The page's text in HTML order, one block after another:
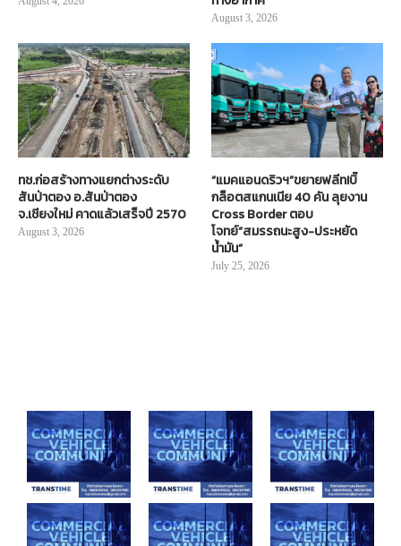
August 3, 2026
ทช.ก่อสร้างทางแยกต่างระดับ
สันป่าตอง อ.สันป่าตอง
จ.เชียงใหม่ คาดแล้วเสร็จปี 2570
August 3, 2026
“แมคแอนดริวฯ”ขยายฟลีท!บิ๊
กล็อตสแกนเนีย 40 คัน ลุยงาน
Cross Border ตอบ
โจทย์“สมรรถนะสูง-ประหยัด
น้ำมัน”
July 25, 2026